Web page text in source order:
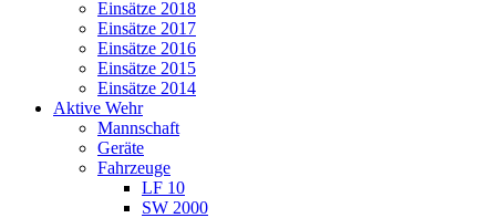
Einsätze 2018
Einsätze 2017
Einsätze 2016
Einsätze 2015
Einsätze 2014
Aktive Wehr
Mannschaft
Geräte
Fahrzeuge
LF 10
SW 2000